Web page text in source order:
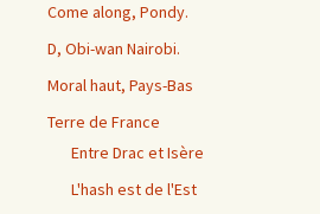
Come along, Pondy.
D, Obi-wan Nairobi.
Moral haut, Pays-Bas
Terre de France
Entre Drac et Isère
L'hash est de l'Est